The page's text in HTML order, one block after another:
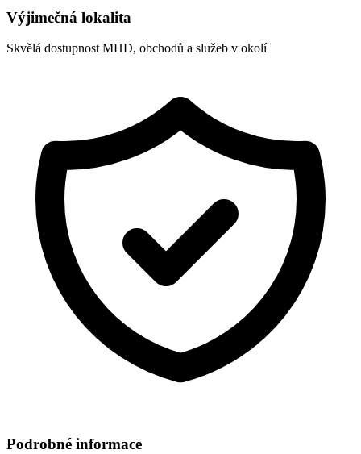
Výjimečná lokalita
Skvělá dostupnost MHD, obchodů a služeb v okolí
Podrobné informace